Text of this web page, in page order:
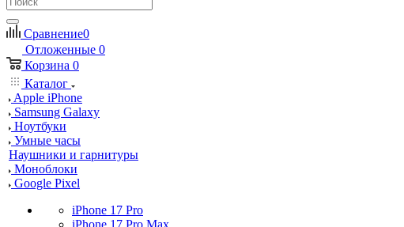
Сравнение0
Отложенные 0
Корзина 0
Каталог
Apple iPhone
Samsung Galaxy
Ноутбуки
Умные часы
Наушники и гарнитуры
Моноблоки
Google Pixel
iPhone 17 Pro
iPhone 17 Pro Max